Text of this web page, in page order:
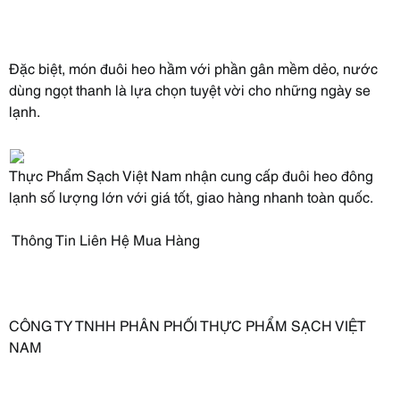
Đặc biệt, món đuôi heo hầm với phần gân mềm dẻo, nước
dùng ngọt thanh là lựa chọn tuyệt vời cho những ngày se
lạnh.
Thực Phẩm Sạch Việt Nam nhận cung cấp đuôi heo đông
lạnh số lượng lớn với giá tốt, giao hàng nhanh toàn quốc.
Thông Tin Liên Hệ Mua Hàng
CÔNG TY TNHH PHÂN PHỐI THỰC PHẨM SẠCH VIỆT
NAM